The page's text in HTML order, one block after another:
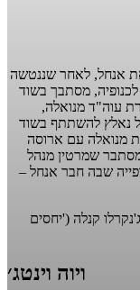
רק בת 16 כשילדה את אנחל, לאחר שננטשה
מסתבך בשוד
עוה"ד מנואלה,
נאלץ להשתתף בשוד
מנואלה עם ארוסה
מסתבר שמרטין מנהל
שבה חבר אנחל –
קנלה ('יחסים
ויוה וינטג׳